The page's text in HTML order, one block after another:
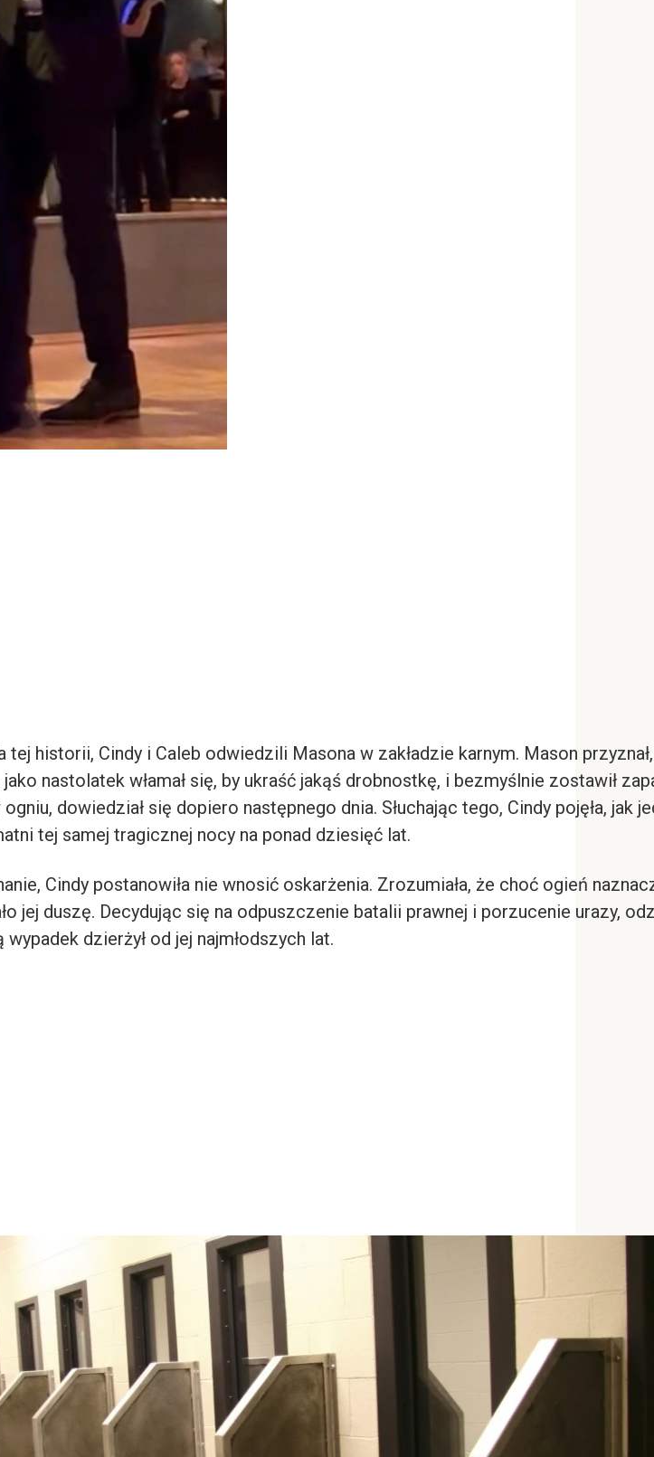
historii, Cindy i Caleb odwiedzili Masona w zakładzie karnym. Mason
nastolatek włamał się, by ukraść jakąś drobnostkę, i bezmyślnie zostawił
dowiedział się dopiero następnego dnia. Słuchając tego, Cindy pojęła, jak
tej samej tragicznej nocy na ponad dziesięć lat.
Cindy postanowiła nie wnosić oskarżenia. Zrozumiała, że choć ogień
jej duszę. Decydując się na odpuszczenie batalii prawnej i porzucenie urazy,
dzierżył od jej najmłodszych lat.